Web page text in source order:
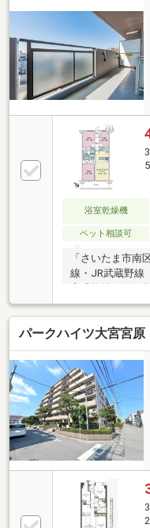
境・ヤオコー浦
学校 徒歩2分(約
いします
軽にお問い合わ
浴室乾燥機
ペット相談可
「さいたま市南
線・JR武蔵野線
有）地上８階建
り・眺望良好～
月工事完了）・
水栓・食洗器付
換・トイレ交換
ング張替・洗濯
・・・等日照・
りません。
パークハイツ大宮宮原